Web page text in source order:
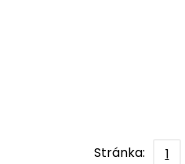
Stránka: 1